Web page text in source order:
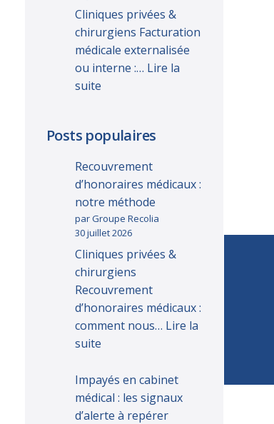
Cliniques privées &
chirurgiens Facturation
médicale externalisée
ou interne :… Lire la
suite
Posts populaires
Recouvrement
d’honoraires médicaux :
notre méthode
par Groupe Recolia
30 juillet 2026
Cliniques privées &
chirurgiens
Recouvrement
d’honoraires médicaux :
comment nous… Lire la
suite
Impayés en cabinet
médical : les signaux
d’alerte à repérer